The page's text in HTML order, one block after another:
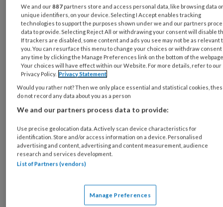
in de hersenen zichtbaar’. Dit is misleidend,
want aan het brein van individuen met ADHD
valt niets te zien. Wetenschappers kennen en
snappen het verschil tussen statistische
significantie en klinische relevantie, maar het
lekenpubliek niet. Zij lezen krantenkoppen als
‘ADHD is gewoon een hersenziekte’
(Waterval, 2017) en zien in 2017 in het
achtuurjournaal dat ADHD zichtbaar zou zijn
op hersenscans.
Niemand weet wat het met de ontwikkeling
van kinderen doet als ze opgroeien met het
hebben. Wel bekend is dat ouders en
We and our887 partners store and access personal data, like browsing data
unique identifiers, on your device. Selecting I Accept enables tracking
technologies to support the purposes shown under we and our partners
data to provide. Selecting Reject All or withdrawing your consent will disable
If trackers are disabled, some content and ads you see may not be as relevant
you. You can resurface this menu to change your choices or withdraw consent
any time by clicking the Manage Preferences link on the bottom of the
Your choices will have effect within our Website. For more details, refer to our
Privacy Policy. Privacy Statement
Would you rather not? Then we only place essential and statistical cookies,
do not record any data about you as a person
We and our partners process data to provide:
Use precise geolocation data. Actively scan device characteristics for
identification. Store and/or access information on a device. Personalised
advertising and content, advertising and content measurement, audience
research and services development.
List of Partners (vendors)
Manage Preferences